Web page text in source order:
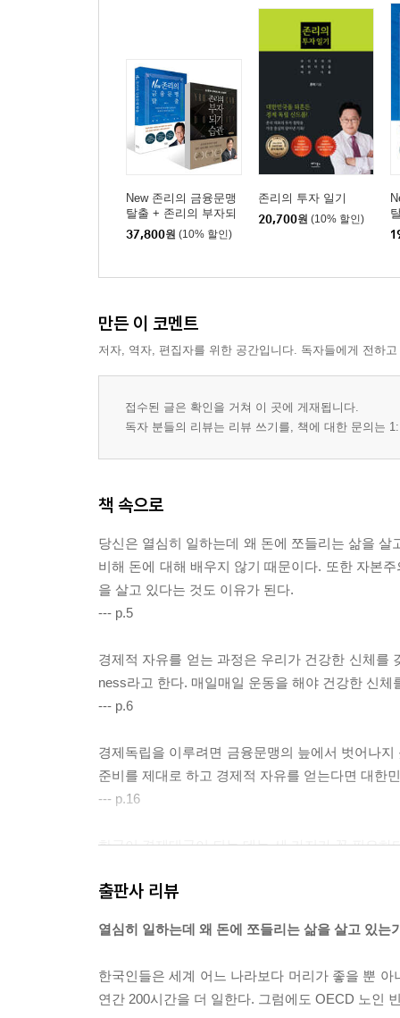
New 존리의 금융문맹
탈출 + 존리의 부자되
기 습관 세트
37,800원 (10% 할인)
존리의 투자 일기
20,700원 (10% 할인)
만든 이 코멘트
저자, 역자, 편집자를 위한 공간입니다. 독자들에게 전하
접수된 글은 확인을 거쳐 이 곳에 게재됩니다.
독자 분들의 리뷰는 리뷰 쓰기를, 책에 대한 문의는
책 속으로
당신은 열심히 일하는데 왜 돈에 쪼들리는 삶을
비해 돈에 대해 배우지 않기 때문이다. 또한 자본
을 살고 있다는 것도 이유가 된다.
--- p.5
경제적 자유를 얻는 과정은 우리가 건강한 신체를
ness라고 한다. 매일매일 운동을 해야 건강한 신
--- p.6
경제독립을 이루려면 금융문맹의 늪에서 벗어나
준비를 제대로 하고 경제적 자유를 얻는다면 대한
--- p.16
한국이 경제대국이 되는 데는 세 가지가 꼭 필요
--- p.20
매스컴에서도 “돈이 없어도 행복할 수 있다.” “행
다. 그 누구도 그렇게 사는 건 원하지 않을 것이다.
--- p.26
출판사 리뷰
열심히 일하는데 왜 돈에 쪼들리는 삶을 살고 있는
한국인들은 세계 어느 나라보다 머리가 좋을 뿐
연간 200시간을 더 일한다. 그럼에도 OECD 노인